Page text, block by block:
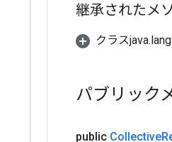
継承されたメ
クラス
パブリック
public Collective